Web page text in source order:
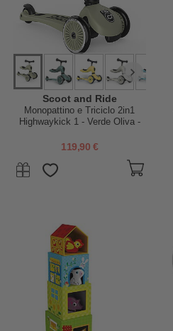
Scoot and Ride
Monopattino e Triciclo 2in1
Highwaykick 1 - Verde Oliva -
119,90 €